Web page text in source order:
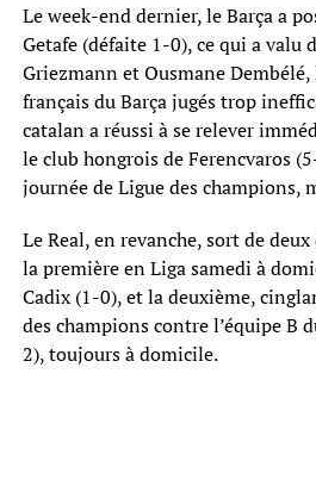
Le week-end dernier, le Barça a
Getafe (défaite 1-0), ce qui a valu
Griezmann et Ousmane
français du Barça jugés trop
catalan a réussi à se relever
le club hongrois de Ferencvaros
journée de Ligue des champions,
Le Real, en revanche, sort de
la première en Liga samedi à
Cadix (1-0), et la deuxième,
des champions contre l’équipe B
2), toujours à domicile.